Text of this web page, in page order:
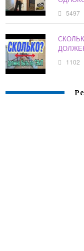
5497
1102